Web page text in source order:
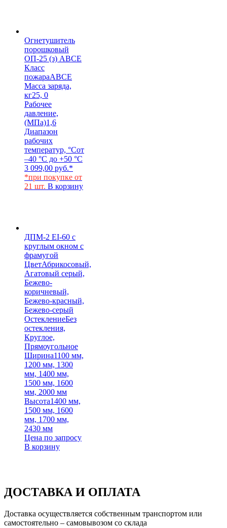
Огнетушитель
порошковый
ОП-25 (з) АВСЕ
Класс
пожараАВСЕ
Масса заряда,
кг25, 0
Рабочее
давление,
(МПа)1,6
Диапазон
рабочих
температур, °Сот
–40 °С до +50 °С
3 099,00 руб.*
*при покупке от
21 шт. В корзину
ДПМ-2 EI-60 с
круглым окном с
фрамугой
ЦветАбрикосовый,
Агатовый серый,
Бежево-
коричневый,
Бежево-красный,
Бежево-серый
ОстеклениеБез
остекления,
Круглое,
Прямоугольное
Ширина1100 мм,
1200 мм, 1300
мм, 1400 мм,
1500 мм, 1600
мм, 2000 мм
Высота1400 мм,
1500 мм, 1600
мм, 1700 мм,
2430 мм
Цена по запросу
В корзину
ДОСТАВКА И ОПЛАТА
Доставка осуществляется собственным транспортом или
самостоятельно – самовывозом со склада